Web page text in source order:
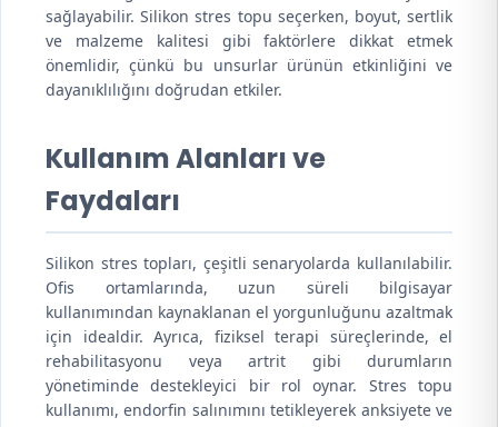
sağlayabilir. Silikon stres topu seçerken, boyut, sertlik
ve malzeme kalitesi gibi faktörlere dikkat etmek
önemlidir, çünkü bu unsurlar ürünün etkinliğini ve
dayanıklılığını doğrudan etkiler.
Kullanım Alanları ve
Faydaları
Silikon stres topları, çeşitli senaryolarda kullanılabilir.
Ofis ortamlarında, uzun süreli bilgisayar
kullanımından kaynaklanan el yorgunluğunu azaltmak
için idealdir. Ayrıca, fiziksel terapi süreçlerinde, el
rehabilitasyonu veya artrit gibi durumların
yönetiminde destekleyici bir rol oynar. Stres topu
kullanımı, endorfin salınımını tetikleyerek anksiyete ve